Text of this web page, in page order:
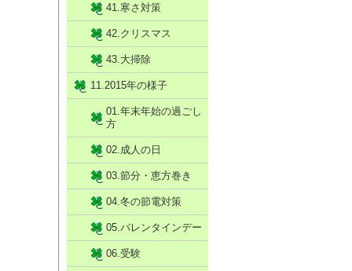
41.寒さ対策
42.クリスマス
43.大掃除
11.2015年の様子
01.年末年始の過ごし
方
02.成人の日
03.節分・恵方巻き
04.冬の節電対策
05.バレンタインデー
06.受験